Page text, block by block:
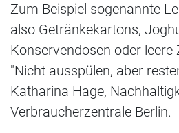
Zum Beispiel sogenannte
also Getränkekartons,
Konservendosen oder leere
"Nicht ausspülen, aber
Katharina Hage,
Verbraucherzentrale Berlin.